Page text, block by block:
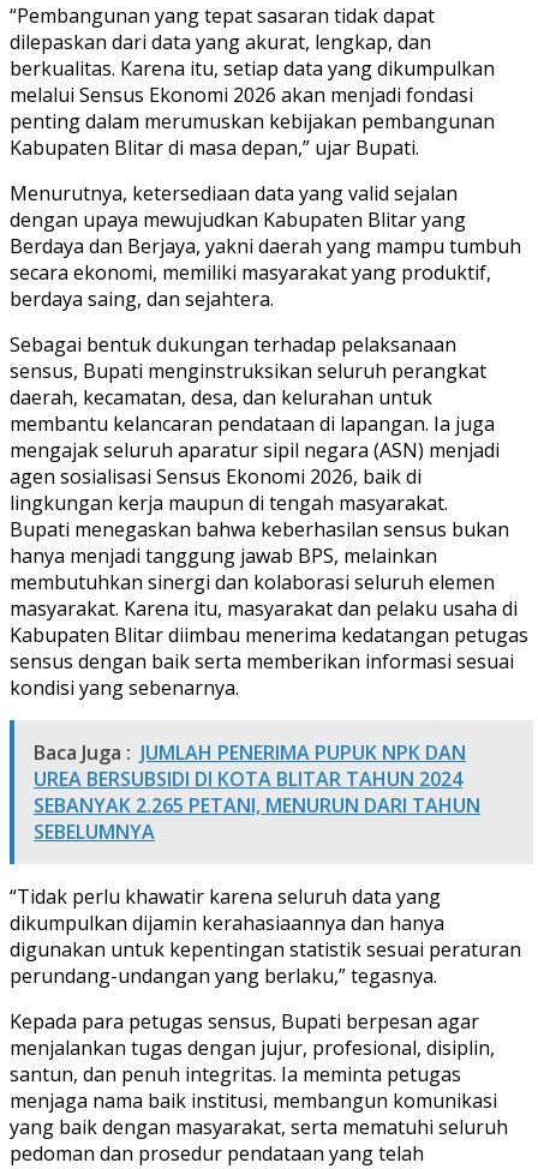
“Pembangunan yang tepat sasaran tidak dapat
dilepaskan dari data yang akurat, lengkap, dan
berkualitas. Karena itu, setiap data yang dikumpulkan
melalui Sensus Ekonomi 2026 akan menjadi fondasi
penting dalam merumuskan kebijakan pembangunan
Kabupaten Blitar di masa depan,” ujar Bupati.
Menurutnya, ketersediaan data yang valid sejalan
dengan upaya mewujudkan Kabupaten Blitar yang
Berdaya dan Berjaya, yakni daerah yang mampu tumbuh
secara ekonomi, memiliki masyarakat yang produktif,
berdaya saing, dan sejahtera.
Sebagai bentuk dukungan terhadap pelaksanaan
sensus, Bupati menginstruksikan seluruh perangkat
daerah, kecamatan, desa, dan kelurahan untuk
membantu kelancaran pendataan di lapangan. Ia juga
mengajak seluruh aparatur sipil negara (ASN) menjadi
agen sosialisasi Sensus Ekonomi 2026, baik di
lingkungan kerja maupun di tengah masyarakat.
Bupati menegaskan bahwa keberhasilan sensus bukan
hanya menjadi tanggung jawab BPS, melainkan
membutuhkan sinergi dan kolaborasi seluruh elemen
masyarakat. Karena itu, masyarakat dan pelaku usaha di
Kabupaten Blitar diimbau menerima kedatangan petugas
sensus dengan baik serta memberikan informasi sesuai
kondisi yang sebenarnya.
Baca Juga : JUMLAH PENERIMA PUPUK NPK DAN
UREA BERSUBSIDI DI KOTA BLITAR TAHUN 2024
SEBANYAK 2.265 PETANI, MENURUN DARI TAHUN
SEBELUMNYA
“Tidak perlu khawatir karena seluruh data yang
dikumpulkan dijamin kerahasiaannya dan hanya
digunakan untuk kepentingan statistik sesuai peraturan
perundang-undangan yang berlaku,” tegasnya.
Kepada para petugas sensus, Bupati berpesan agar
menjalankan tugas dengan jujur, profesional, disiplin,
santun, dan penuh integritas. Ia meminta petugas
menjaga nama baik institusi, membangun komunikasi
yang baik dengan masyarakat, serta mematuhi seluruh
pedoman dan prosedur pendataan yang telah